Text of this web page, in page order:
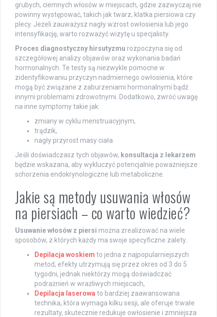
grubych, ciemnych włosów w miejscach, gdzie zazwyczaj nie
powinny występować, takich jak twarz, klatka piersiowa czy
plecy. Jeżeli zauważysz nagły wzrost owłosienia lub jego
intensyfikację, warto rozważyć wizytę u specjalisty.
Proces diagnostyczny hirsutyzmu rozpoczyna się od
szczegółowej analizy objawów oraz wykonania badań
hormonalnych. Te testy są niezwykle pomocne w
zidentyfikowaniu przyczyn nadmiernego owłosienia, które
mogą być związane z zaburzeniami hormonalnymi bądź
innymi problemami zdrowotnymi. Dodatkowo, zwróć uwagę
na inne symptomy takie jak:
zmiany w cyklu menstruacyjnym,
trądzik,
nagły przyrost masy ciała.
Jeśli doświadczasz tych objawów, konsultacja z lekarzem
będzie wskazana, aby wykluczyć potencjalnie poważniejsze
schorzenia endokrynologiczne lub metaboliczne.
Jakie są metody usuwania włosów
na piersiach – co warto wiedzieć?
Usuwanie włosów z piersi można zrealizować na wiele
sposobów, z których każdy ma swoje specyficzne zalety.
Depilacja woskiem to jedna z najpopularniejszych
metod, efekty utrzymują się przez okres od 3 do 5
tygodni, jednak niektórzy mogą doświadczać
podrażnień w wrażliwych miejscach,
Depilacja laserowa to bardziej zaawansowana
technika, która wymaga kilku sesji, ale oferuje trwałe
rezultaty, skutecznie redukuje owłosienie i zmniejsza